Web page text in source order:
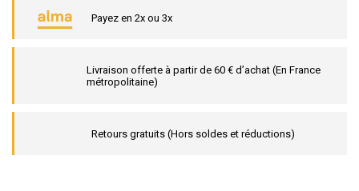
Payez en 2x ou 3x
Livraison offerte à partir de 60 € d’achat (En France
métropolitaine)
Retours gratuits (Hors soldes et réductions)